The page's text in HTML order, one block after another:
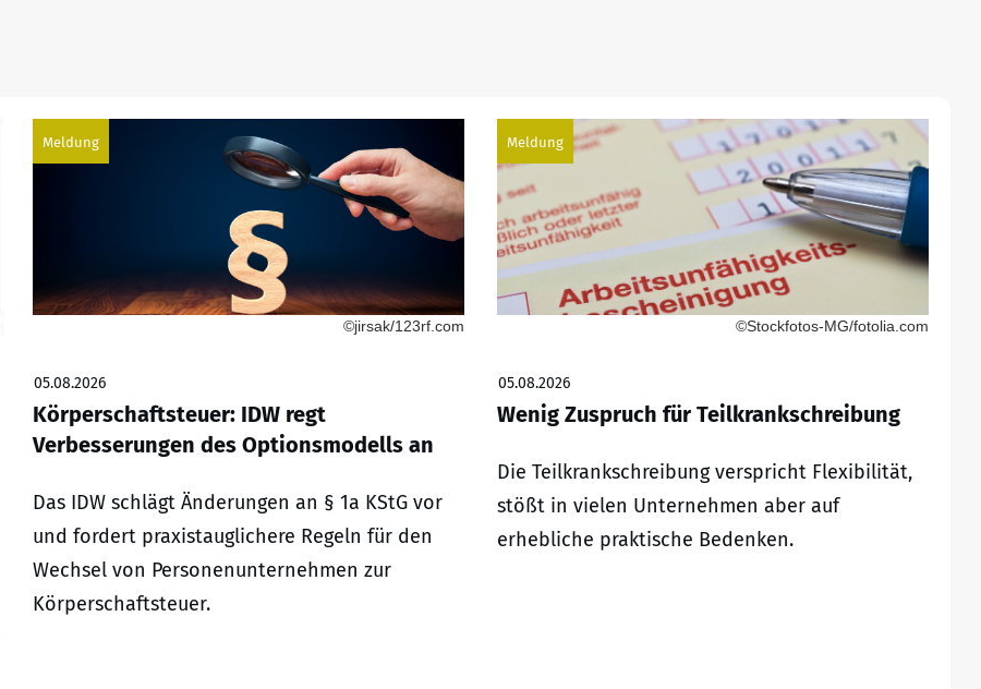
Meldung
©jirsak/123rf.com
05.08.2026
Körperschaftsteuer: IDW regt
Verbesserungen des Optionsmodells an
Das IDW schlägt Änderungen an § 1a KStG vor
und fordert praxistauglichere Regeln für den
Wechsel von Personenunternehmen zur
Körperschaftsteuer.
Meldung
©Stockfotos-MG/fotolia.com
05.08.2026
Wenig Zuspruch für Teilkrankschreibung
Die Teilkrankschreibung verspricht Flexibilität,
stößt in vielen Unternehmen aber auf
erhebliche praktische Bedenken.